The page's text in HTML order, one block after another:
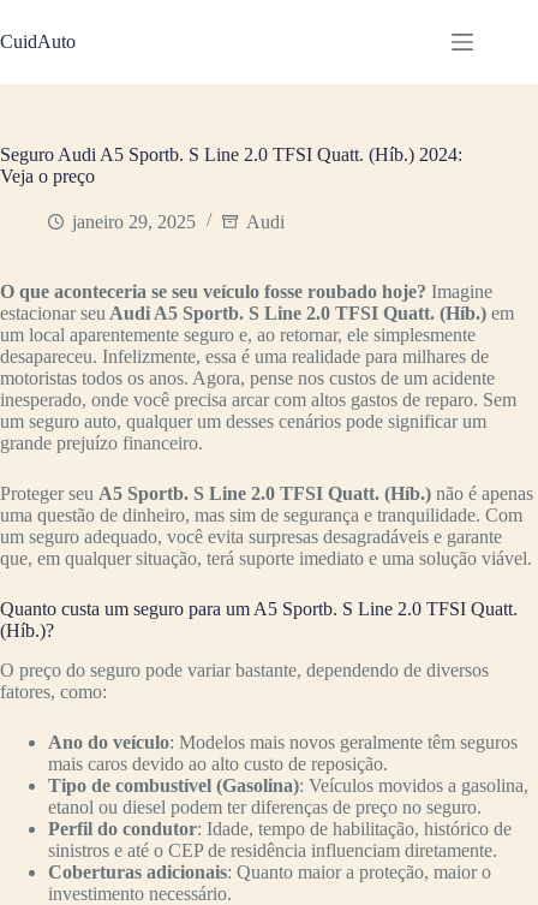
para
o
CuidAuto
Seguro Audi A5 Sportb. S Line 2.0 TFSI Quatt. (Híb.) 2024:
Veja o preço
janeiro 29, 2025 Audi
O que aconteceria se seu veículo fosse roubado hoje? Imagine
estacionar seu Audi A5 Sportb. S Line 2.0 TFSI Quatt. (Híb.) em
um local aparentemente seguro e, ao retornar, ele simplesmente
desapareceu. Infelizmente, essa é uma realidade para milhares de
motoristas todos os anos. Agora, pense nos custos de um acidente
inesperado, onde você precisa arcar com altos gastos de reparo. Sem
um seguro auto, qualquer um desses cenários pode significar um
grande prejuízo financeiro.
Proteger seu A5 Sportb. S Line 2.0 TFSI Quatt. (Híb.) não é apenas
uma questão de dinheiro, mas sim de segurança e tranquilidade. Com
um seguro adequado, você evita surpresas desagradáveis e garante
que, em qualquer situação, terá suporte imediato e uma solução viável.
Quanto custa um seguro para um A5 Sportb. S Line 2.0 TFSI Quatt.
(Híb.)?
O preço do seguro pode variar bastante, dependendo de diversos
fatores, como:
Ano do veículo: Modelos mais novos geralmente têm seguros
mais caros devido ao alto custo de reposição.
Tipo de combustível (Gasolina): Veículos movidos a gasolina,
etanol ou diesel podem ter diferenças de preço no seguro.
Perfil do condutor: Idade, tempo de habilitação, histórico de
sinistros e até o CEP de residência influenciam diretamente.
Coberturas adicionais: Quanto maior a proteção, maior o
investimento necessário.